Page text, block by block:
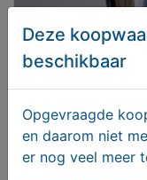
Boek (oorlogen)
Deze
beschikbaar
Opgevraagde
en daarom niet
er nog veel meer